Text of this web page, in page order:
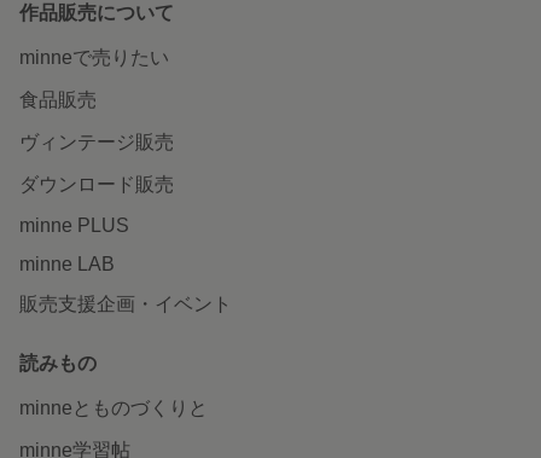
作品販売について
minneで売りたい
食品販売
ヴィンテージ販売
ダウンロード販売
minne PLUS
minne LAB
販売支援企画・イベント
読みもの
minneとものづくりと
minne学習帖